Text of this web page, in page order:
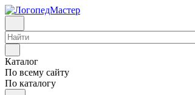
Каталог
По всему сайту
По каталогу